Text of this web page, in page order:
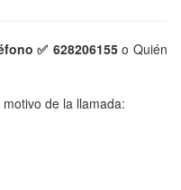
✅ 628206155o Quién
de la llamada: